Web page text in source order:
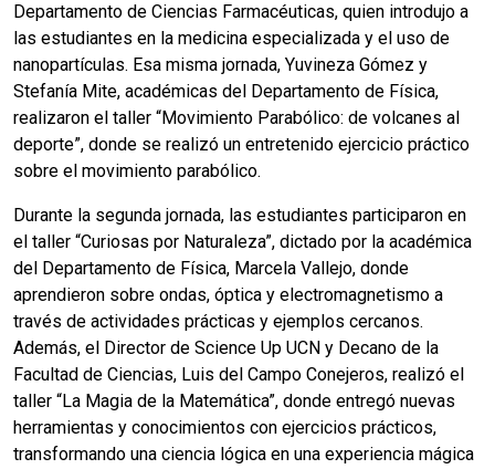
Departamento de Ciencias Farmacéuticas, quien introdujo a
las estudiantes en la medicina especializada y el uso de
nanopartículas. Esa misma jornada, Yuvineza Gómez y
Stefanía Mite, académicas del Departamento de Física,
realizaron el taller “Movimiento Parabólico: de volcanes al
deporte”, donde se realizó un entretenido ejercicio práctico
sobre el movimiento parabólico.
Durante la segunda jornada, las estudiantes participaron en
el taller “Curiosas por Naturaleza”, dictado por la académica
del Departamento de Física, Marcela Vallejo, donde
aprendieron sobre ondas, óptica y electromagnetismo a
través de actividades prácticas y ejemplos cercanos.
Además, el Director de Science Up UCN y Decano de la
Facultad de Ciencias, Luis del Campo Conejeros, realizó el
taller “La Magia de la Matemática”, donde entregó nuevas
herramientas y conocimientos con ejercicios prácticos,
transformando una ciencia lógica en una experiencia mágica